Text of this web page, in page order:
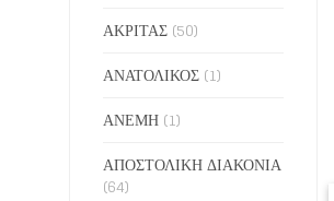
ΑΚΡΙΤΑΣ (50)
ΑΝΑΤΟΛΙΚΟΣ (1)
ΑΝΕΜΗ (1)
ΑΠΟΣΤΟΛΙΚΗ ΔΙΑΚΟΝΙΑ
(64)